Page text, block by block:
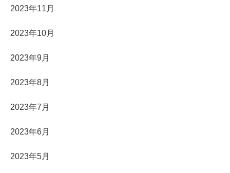
2023年11月
2023年10月
2023年9月
2023年8月
2023年7月
2023年6月
2023年5月